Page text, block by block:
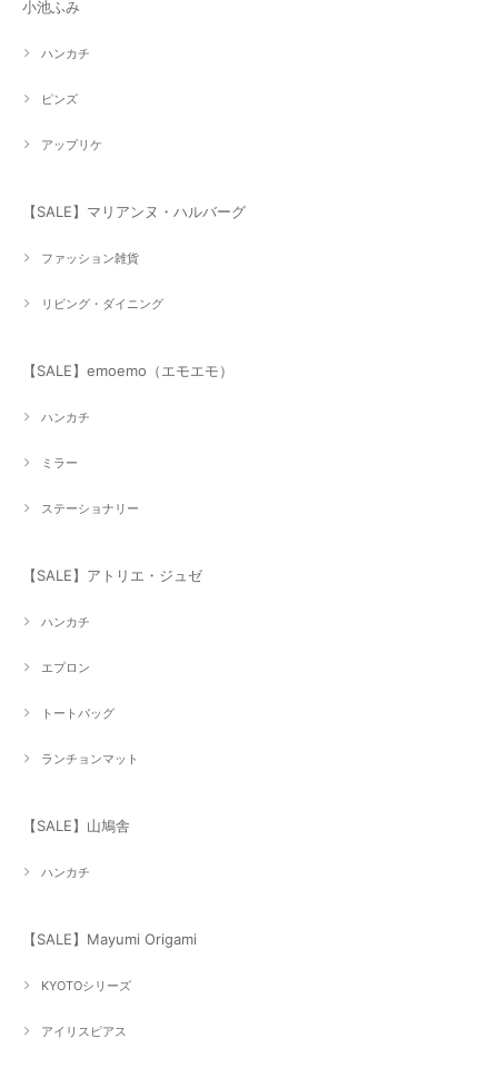
小池ふみ
ハンカチ
ピンズ
アップリケ
【SALE】マリアンヌ・ハルバーグ
ファッション雑貨
リビング・ダイニング
【SALE】emoemo（エモエモ）
ハンカチ
ミラー
ステーショナリー
【SALE】アトリエ・ジュゼ
ハンカチ
エプロン
トートバッグ
ランチョンマット
【SALE】山鳩舎
ハンカチ
【SALE】Mayumi Origami
KYOTOシリーズ
アイリスピアス